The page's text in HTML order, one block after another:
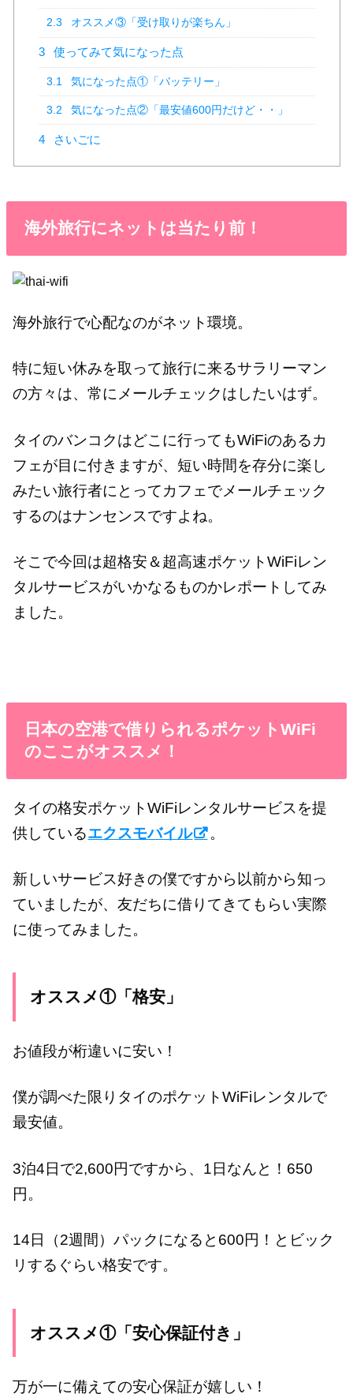
2.3 オススメ③「受け取りが楽ちん」
3 使ってみて気になった点
3.1 気になった点①「バッテリー」
3.2 気になった点②「最安値600円だけど・・」
4 さいごに
海外旅行にネットは当たり前！
海外旅行で心配なのがネット環境。
特に短い休みを取って旅行に来るサラリーマン
の方々は、常にメールチェックはしたいはず。
タイのバンコクはどこに行ってもWiFiのあるカ
フェが目に付きますが、短い時間を存分に楽し
みたい旅行者にとってカフェでメールチェック
するのはナンセンスですよね。
そこで今回は超格安＆超高速ポケットWiFiレン
タルサービスがいかなるものかレポートしてみ
ました。
日本の空港で借りられるポケットWiFi
のここがオススメ！
タイの格安ポケットWiFiレンタルサービスを提
供しているエクスモバイル 。
新しいサービス好きの僕ですから以前から知っ
ていましたが、友だちに借りてきてもらい実際
に使ってみました。
オススメ①「格安」
お値段が桁違いに安い！
僕が調べた限りタイのポケットWiFiレンタルで
最安値。
3泊4日で2,600円ですから、1日なんと！650
円。
14日（2週間）パックになると600円！とビック
リするぐらい格安です。
オススメ①「安心保証付き」
万が一に備えての安心保証が嬉しい！